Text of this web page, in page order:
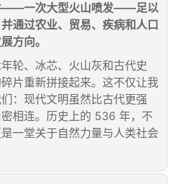
——一次大型火山喷发——足以
通过农业、贸易、疾病和人口
方向。
轮、冰芯、火山灰和古代史
片重新拼接起来。这不仅让我
：现代文明虽然比古代更强
相连。历史上的 536 年，不
一堂关于自然力量与人类社会